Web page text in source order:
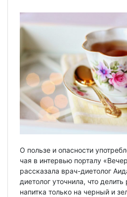
О пользе и опасности
чая в интервью порталу
рассказала врач-диетолог
диетолог уточнила, что делить
напитка только на черный и